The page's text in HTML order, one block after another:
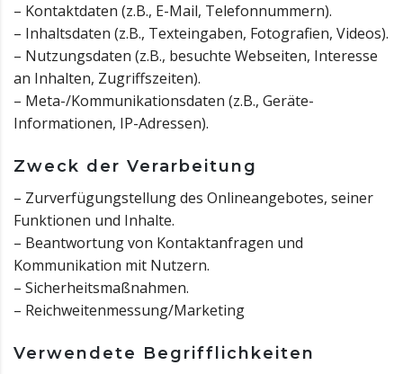
– Kontaktdaten (z.B., E-Mail, Telefonnummern).
– Inhaltsdaten (z.B., Texteingaben, Fotografien, Videos).
– Nutzungsdaten (z.B., besuchte Webseiten, Interesse
an Inhalten, Zugriffszeiten).
– Meta-/Kommunikationsdaten (z.B., Geräte-
Informationen, IP-Adressen).
Zweck der Verarbeitung
– Zurverfügungstellung des Onlineangebotes, seiner
Funktionen und Inhalte.
– Beantwortung von Kontaktanfragen und
Kommunikation mit Nutzern.
– Sicherheitsmaßnahmen.
– Reichweitenmessung/Marketing
Verwendete Begrifflichkeiten